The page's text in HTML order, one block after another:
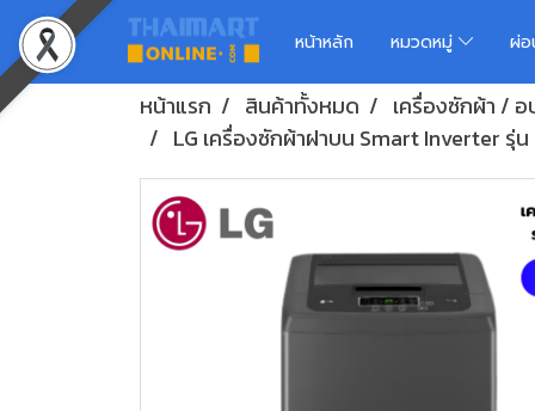
หน้าหลัก หมวดหมู่ ผ่
หน้าแรก สินค้าทั้งหมด
เครื่องซักผ้า / อ
LG เครื่องซักผ้าฝาบน Smart Inverter รุ่น